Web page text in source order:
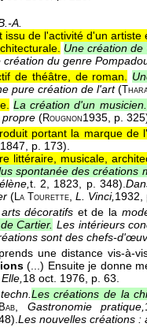
A.
issu de l'activité d'un
Une création
création du genre
de théâtre, de roman.
pure création de l'art(
La création d'un musicien.
propre (Rougnon1935, p.
portant la marque de
, p. 173).
littéraire, musicale,
spontanée des créations
t. 2, 1823, p. 348).
(La Tourette, L. Vinci,1932,
arts décoratifs et de la
Cartier. Les intérieurs
sont des chefs-
une distance vis-à-
(...) Ensuite je donne
Elle,18 oct. 1976, p. 63.
techn.Les créations de la
, Gastronomie pratique,
Les nouvelles créations :